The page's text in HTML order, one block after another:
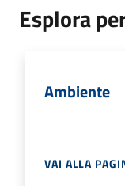
Esplora
Ambiente
VAI ALLA